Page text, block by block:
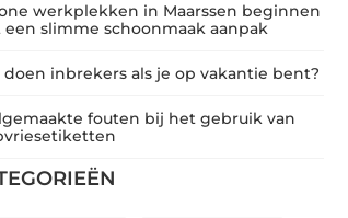
werkplekken in Maarssen beginnen
een slimme schoonmaak aanpak
doen inbrekers als je op vakantie bent?
fouten bij het gebruik van